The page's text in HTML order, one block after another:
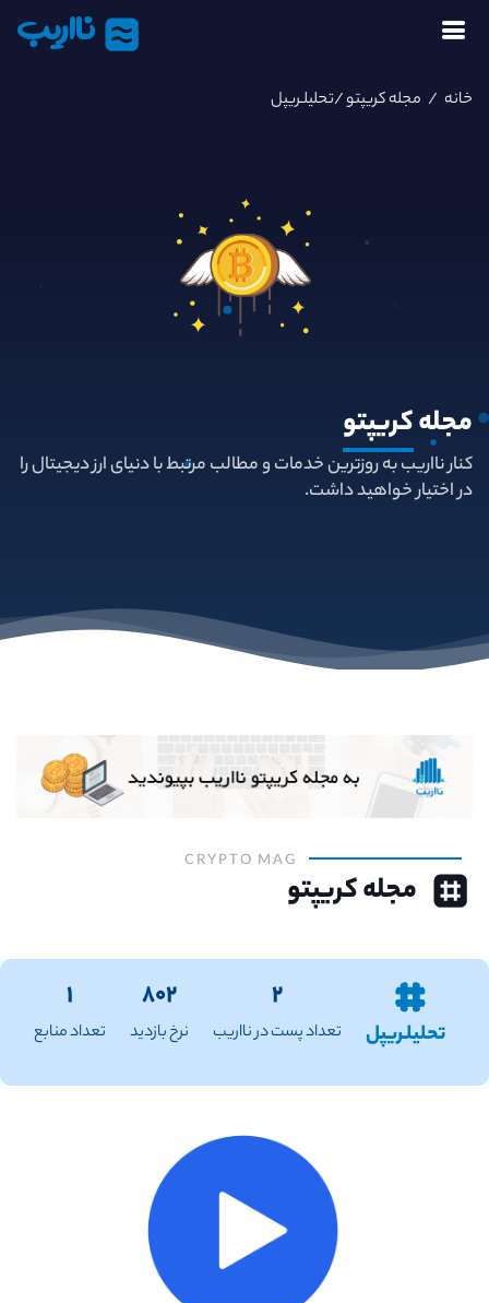
نااریب
خانه / مجله کریپتو/تحلیلـریپل
مجلهکریپتو
کنار نااریب به روزترین خدمات و مطالب مرتبط با دنیای ارز دیجیتال را
در اختیار خواهید داشت.
CRYPTO MAG
مجله کریپتو
تحلیلـریپل
۲
تعداد پست در نااریب
۸۰۲
نرخ بازدید
۱
تعداد منابع